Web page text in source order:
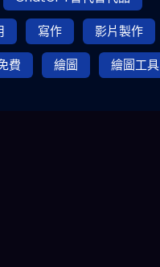
寫作
影片製作
費 繪圖 繪圖工具